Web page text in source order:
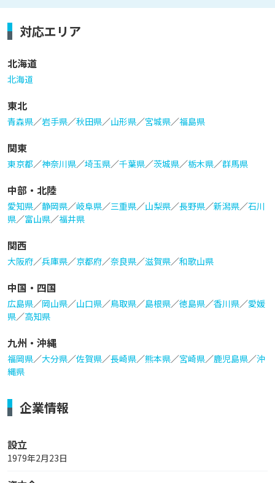
対応エリア
北海道
北海道
東北
青森県／岩手県／秋田県／山形県／宮城県／福島県
関東
東京都／神奈川県／埼玉県／千葉県／茨城県／栃木県／群馬県
中部・北陸
愛知県／静岡県／岐阜県／三重県／山梨県／長野県／新潟県／石川
県／富山県／福井県
関西
大阪府／兵庫県／京都府／奈良県／滋賀県／和歌山県
中国・四国
広島県／岡山県／山口県／鳥取県／島根県／徳島県／香川県／愛媛
県／高知県
九州・沖縄
福岡県／大分県／佐賀県／長崎県／熊本県／宮崎県／鹿児島県／沖
縄県
企業情報
設立
1979年2月23日